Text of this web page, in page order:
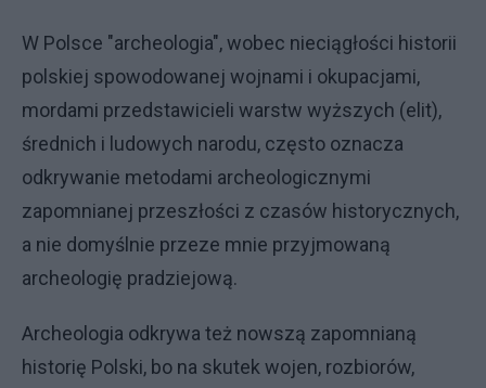
W Polsce "archeologia", wobec nieciągłości historii
polskiej spowodowanej wojnami i okupacjami,
mordami przedstawicieli warstw wyższych (elit),
średnich i ludowych narodu, często oznacza
odkrywanie metodami archeologicznymi
zapomnianej przeszłości z czasów historycznych,
a nie domyślnie przeze mnie przyjmowaną
archeologię pradziejową.
Archeologia odkrywa też nowszą zapomnianą
historię Polski, bo na skutek wojen, rozbiorów,